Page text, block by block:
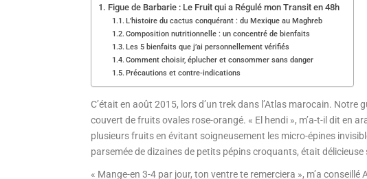
Figue de Barbarie : Le Fruit qui a Régulé mon Transit en 48h
L’histoire du cactus conquérant : du Mexique au Maghreb
Composition nutritionnelle : un concentré de bienfaits
Les 5 bienfaits que j’ai personnellement vérifiés
Comment choisir, éplucher et consommer sans danger
Précautions et contre-indications
C’était en août 2015, lors d’un trek dans l’Atlas marocain.
couvert de fruits ovales rose-orangé. « El hendi », m’a-t-il dit en
plusieurs fruits en évitant soigneusement les micro-épines
parsemée de dizaines de petits pépins croquants, était
« Mange-en 3-4 par jour, ton ventre te remerciera », m’a